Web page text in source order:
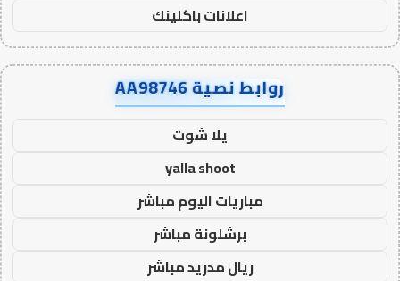
اعلانات باكلينك
روابط نصية AA98746
يلا شوت
yalla shoot
مباريات اليوم مباشر
برشلونة مباشر
ريال مدريد مباشر